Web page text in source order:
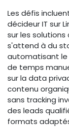
Les défis
décideur IT sur
sur les solutions
s'attend à du
automatisant le
de temps
sur la data
contenu
sans tracking
des leads
formats